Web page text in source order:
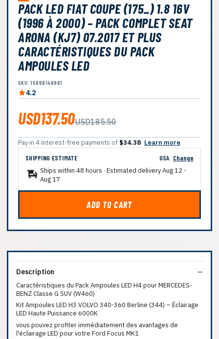
PACK LED FIAT COUPE (175_) 1.8 16V
(1996 À 2000) – PACK COMPLET SEAT
ARONA (KJ7) 07.2017 ET PLUS
CARACTÉRISTIQUES DU PACK
AMPOULES LED
SKU: 15868146981
4.2
USD137.50USD185.50
Pay in 4 interest-free payments of $34.38 Learn more
SHIPPING ESTIMATE
USA Change
Ships within 48 hours · Estimated deliveryAug 12 -
Aug 17
ADD TO CART
Description
Caractéristiques du Pack Ampoules LED H4 pour MERCEDES-
BENZ Classe G SUV (W460)
Kit Ampoules LED H3 VOLVO 340-360 Berline (344) – Éclairage
LED Haute Puissance 6000K
vous pouvez profiter immédiatement des avantages de
l'éclairage LED pour votre Ford Focus MK1